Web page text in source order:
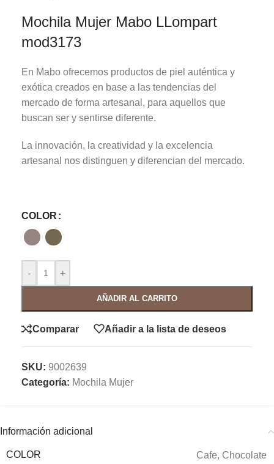
Mochila Mujer Mabo LLompart
mod3173
En Mabo ofrecemos productos de piel auténtica y
exótica creados en base a las tendencias del
mercado de forma artesanal, para aquellos que
buscan ser y sentirse diferente.
La innovación, la creatividad y la excelencia
artesanal nos distinguen y diferencian del mercado.
COLOR
- +
AÑADIR AL CARRITO
Comparar Añadir a la lista de deseos
SKU: 9002639
Categoría: Mochila Mujer
Información adicional
COLOR Cafe, Chocolate